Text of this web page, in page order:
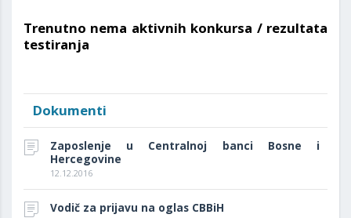
Trenutno nema aktivnih konkursa / rezultata
testiranja
Dokumenti
Zaposlenje u Centralnoj banci Bosne i
Hercegovine
12.12.2016
Vodič za prijavu na oglas CBBiH